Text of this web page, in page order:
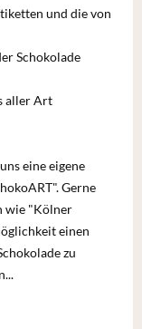
und die von
Schokolade
aller Art
eine eigene
Gerne
wie "Kölner
einen
zu